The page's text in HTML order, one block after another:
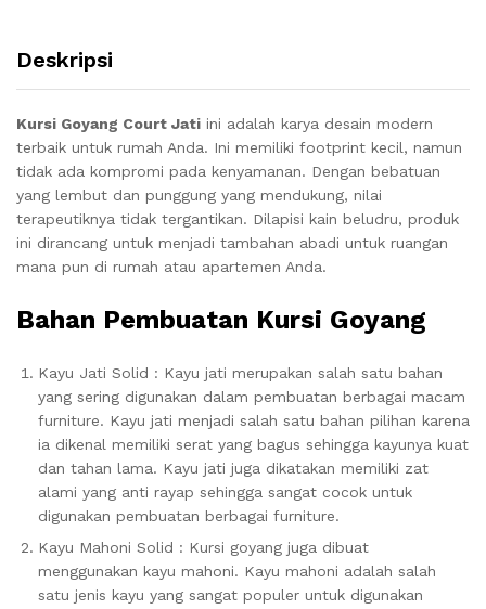
Deskripsi
Kursi Goyang Court Jati ini adalah karya desain modern
terbaik untuk rumah Anda. Ini memiliki footprint kecil, namun
tidak ada kompromi pada kenyamanan. Dengan bebatuan
yang lembut dan punggung yang mendukung, nilai
terapeutiknya tidak tergantikan. Dilapisi kain beludru, produk
ini dirancang untuk menjadi tambahan abadi untuk ruangan
mana pun di rumah atau apartemen Anda.
Bahan Pembuatan Kursi Goyang
Kayu Jati Solid : Kayu jati merupakan salah satu bahan
yang sering digunakan dalam pembuatan berbagai macam
furniture. Kayu jati menjadi salah satu bahan pilihan karena
ia dikenal memiliki serat yang bagus sehingga kayunya kuat
dan tahan lama. Kayu jati juga dikatakan memiliki zat
alami yang anti rayap sehingga sangat cocok untuk
digunakan pembuatan berbagai furniture.
Kayu Mahoni Solid : Kursi goyang juga dibuat
menggunakan kayu mahoni. Kayu mahoni adalah salah
satu jenis kayu yang sangat populer untuk digunakan